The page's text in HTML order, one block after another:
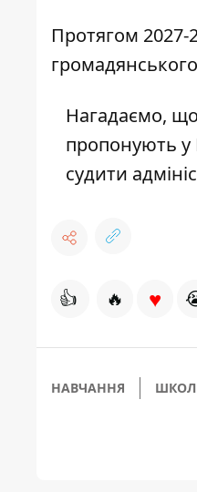
Протягом 2027-
Нагадаємо, що
пропонують у
судити
👍 🔥 ♥
НАВЧАННЯ